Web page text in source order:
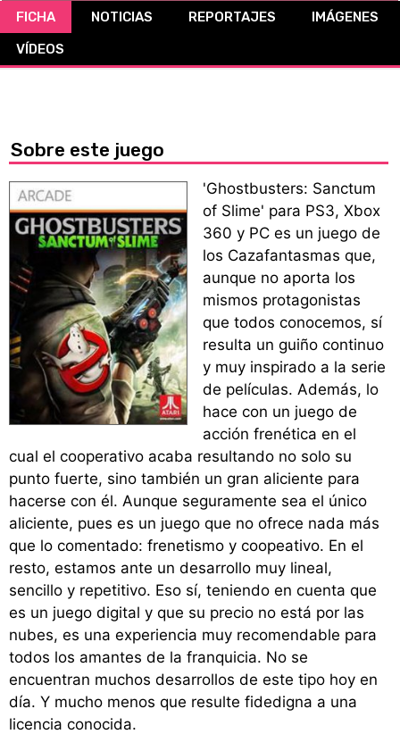
CÓMICS
FICHA NOTICIAS REPORTAJES
IMÁGENES
VÍDEOS
Sobre este juego
'Ghostbusters: Sanctum
of Slime' para PS3, Xbox
360 y PC es un juego de
los Cazafantasmas que,
aunque no aporta los
mismos protagonistas
que todos conocemos, sí
resulta un guiño continuo
y muy inspirado a la serie
de películas. Además, lo
hace con un juego de
acción frenética en el
cual el cooperativo acaba resultando no solo su
punto fuerte, sino también un gran aliciente para
hacerse con él. Aunque seguramente sea el único
aliciente, pues es un juego que no ofrece nada más
que lo comentado: frenetismo y coopeativo. En el
resto, estamos ante un desarrollo muy lineal,
sencillo y repetitivo. Eso sí, teniendo en cuenta que
es un juego digital y que su precio no está por las
nubes, es una experiencia muy recomendable para
todos los amantes de la franquicia. No se
encuentran muchos desarrollos de este tipo hoy en
día. Y mucho menos que resulte fidedigna a una
licencia conocida.